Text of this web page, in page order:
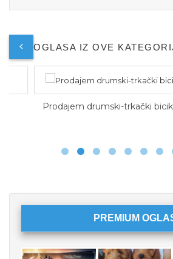
JOŠ OGLASA IZ OVE
Prodajem drumski-trkački bicikl, u
PREMIUM